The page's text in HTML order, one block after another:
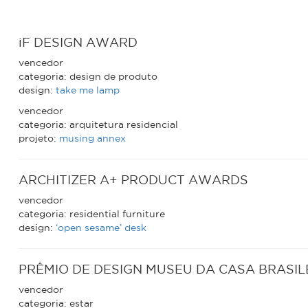
iF DESIGN AWARD
vencedor
categoria: design de produto
design: take me lamp
vencedor
categoria: arquitetura residencial
projeto: musing annex
ARCHITIZER A+ PRODUCT AWARDS
vencedor
categoria: residential furniture
design: ‘open sesame’ desk
PRÊMIO DE DESIGN MUSEU DA CASA
vencedor
categoria: estar